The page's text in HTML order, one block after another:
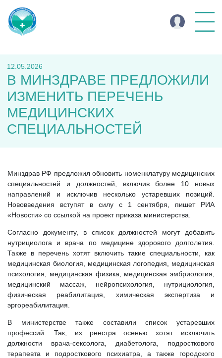
12.05.2026
В МИНЗДРАВЕ ПРЕДЛОЖИЛИ
ИЗМЕНИТЬ ПЕРЕЧЕНЬ
МЕДИЦИНСКИХ
СПЕЦИАЛЬНОСТЕЙ
Минздрав РФ предложил обновить номенклатуру медицинских
специальностей и должностей, включив более 10 новых
направлений и исключив несколько устаревших позиций.
Нововведения вступят в силу с 1 сентября, пишет РИА
«Новости» со ссылкой на проект приказа министерства.
Согласно документу, в список должностей могут добавить
нутрициолога и врача по медицине здорового долголетия.
Также в перечень хотят включить такие специальности, как
медицинская биология, медицинская логопедия, медицинская
психология, медицинская физика, медицинская эмбриология,
медицинский массаж, нейропсихология, нутрициология,
физическая реабилитация, химическая экспертиза и
эргореабилитация.
В министерстве также составили список устаревших
профессий. Так, из реестра осенью хотят исключить
должности врача-сексолога, диабетолога, подросткового
терапевта и подросткового психиатра, а также городского